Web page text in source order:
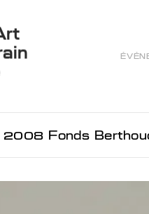
Lissignol-Chevalier